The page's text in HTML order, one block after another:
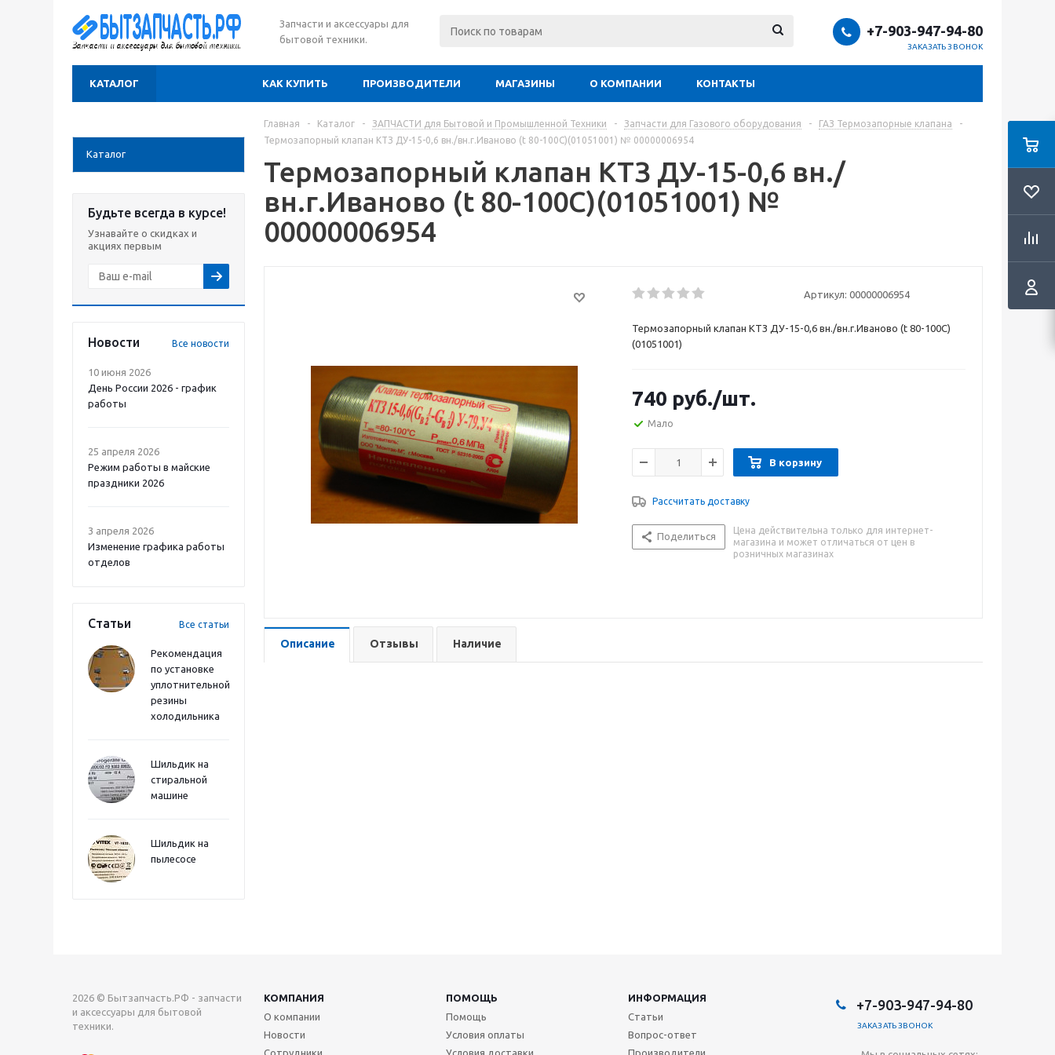
Запчасти и аксессуары для
бытовой техники.
+7-903-947-94-80
ЗАКАЗАТЬ ЗВОНОК
КАТАЛОГ КАК КУПИТЬ ПРОИЗВОДИТЕЛИ МАГАЗИНЫ О КОМПАНИИ КОНТАКТЫ
Каталог
Будьте всегда в курсе!
Узнавайте о скидках и
акциях первым
Новости Все новости
10 июня 2026
День России 2026 - график
работы
25 апреля 2026
Режим работы в майские
праздники 2026
3 апреля 2026
Изменение графика работы
отделов
Статьи Все статьи
Рекомендация
по установке
уплотнительной
резины
холодильника
Шильдик на
стиральной
машине
Шильдик на
пылесосе
Главная - Каталог - ЗАПЧАСТИ для Бытовой и Промышленной Техники - Запчасти для Газового оборудования - ГАЗ Термозапорные клапана
-
Термозапорный клапан КТЗ ДУ-15-0,6 вн./вн.г.Иваново (t 80-100C)(01051001) № 00000006954
Термозапорный клапан КТЗ ДУ-15-0,6 вн./
вн.г.Иваново (t 80-100C)(01051001) №
00000006954
Артикул: 00000006954
Термозапорный клапан КТЗ ДУ-15-0,6 вн./вн.г.Иваново (t 80-100C)
(01051001)
740 руб./шт.
Мало
В корзину
Рассчитать доставку
Поделиться
Цена действительна только для интернет-
магазина и может отличаться от цен в
розничных магазинах
Описание Отзывы Наличие
2026 © Бытзапчасть.РФ - запчасти
и аксессуары для бытовой
техники.
КОМПАНИЯ ПОМОЩЬ
ИНФОРМАЦИЯ
О компании
Новости
Сотрудники
Помощь
Условия оплаты
Условия доставки
Статьи
Вопрос-ответ
Производители
+7-903-947-94-80
ЗАКАЗАТЬ ЗВОНОК